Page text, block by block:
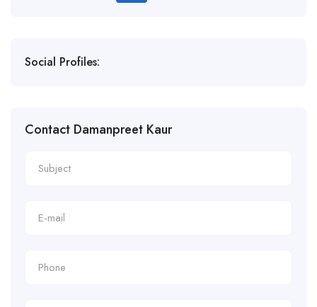
Social Profiles:
Contact Damanpreet Kaur